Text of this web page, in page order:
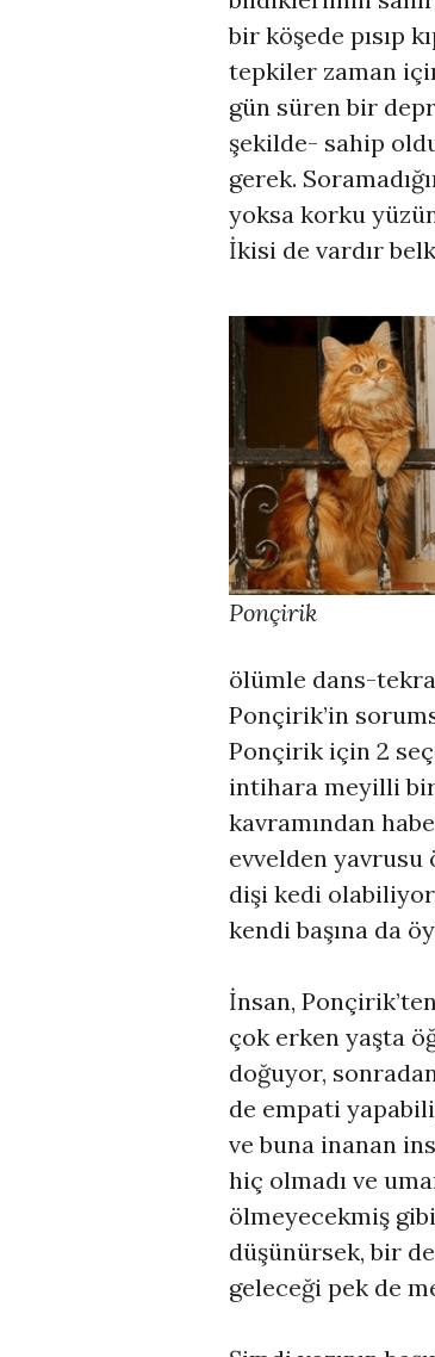
bir köşede pısıp
tepkiler zaman
gün süren bir
şekilde- sahip
gerek.
yoksa korku
İkisi de vardır
Ponçirik
ölümle dans-
Ponçirik’in
Ponçirik için 2
intihara meyilli bir
kavramından
evvelden
dişi kedi
kendi başına da
İnsan,
çok erken yaşta
doğuyor,
de empati
ve buna inanan
hiç olmadı ve
ölmeyecekmiş
düşünürsek, bir
geleceği pek de